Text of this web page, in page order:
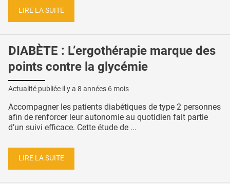
LIRE LA SUITE
DIABÈTE : L’ergothérapie marque des
points contre la glycémie
Actualité publiée il y a 8 années 6 mois
Accompagner les patients diabétiques de type 2 personnes
afin de renforcer leur autonomie au quotidien fait partie
d’un suivi efficace. Cette étude de ...
LIRE LA SUITE